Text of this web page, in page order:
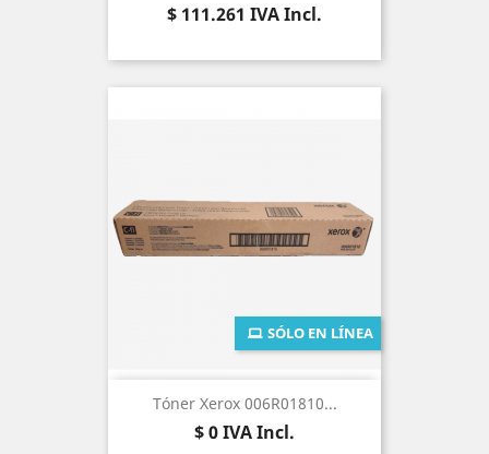
Precio
$ 111.261 IVA Incl.
Tóner Xerox 006R01810...
Precio
$ 0IVA Incl.
SÓLO EN LÍNEA